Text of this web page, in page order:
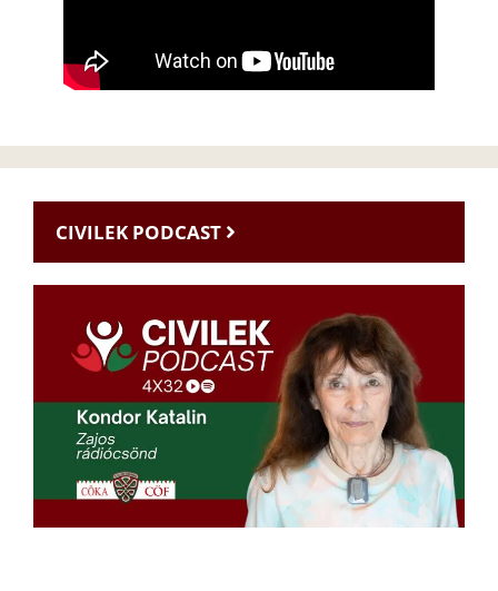
CIVILEK PODCAST